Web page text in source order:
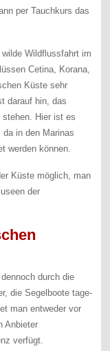
per Tauchkurs das
Wildflussfahrt im
Cetina, Korana,
Küste sehr
darauf hin, das
stehen. Hier ist es
in den Marinas
werden können.
Küste möglich, man
der
durch die
die Segelboote tage-
man entweder vor
Anbieter
verfügt.